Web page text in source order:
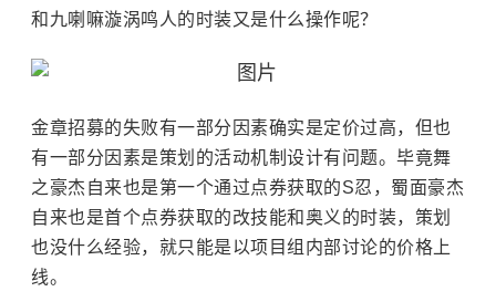
和九喇嘛漩涡鸣人的时装又是什么操作呢？
金章招募的失败有一部分因素确实是定价过高，但也
有一部分因素是策划的活动机制设计有问题。毕竟舞
之豪杰自来也是第一个通过点券获取的S忍，蜀面豪杰
自来也是首个点券获取的改技能和奥义的时装，策划
也没什么经验，就只能是以项目组内部讨论的价格上
线。